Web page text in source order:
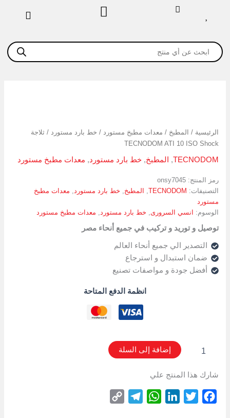
Products
search
الرئيسية / المطبخ / معدات مطبخ مستورد / خط بارد مستورد / ثلاجة
TECNODOM ATI 10 ISO Shock
TECNODOM
, المطبخ,خط بارد مستورد, معدات مطبخ مستورد
رمز المنتج:onsy7045
التصنيفات: TECNODOM
, المطبخ, خط بارد مستورد, معدات مطبخ
مستورد
الوسوم:
انسي السرورى, خط بارد مستورد, معدات مطبخ مستورد
توصيل و توريد و تركيب في جميع أنحاء مصر
التصدير الي جميع أنحاء العالم
ضمان استبدال و استرجاع
أفضل جودة و مواصفات تصنيع
انظمة الدفع المتاحة
10
ISO
Shock
إضافة إلى السلة
شارك هذا المنتج علي
Facebook
Twitter
LinkedIn
WhatsApp
Telegram